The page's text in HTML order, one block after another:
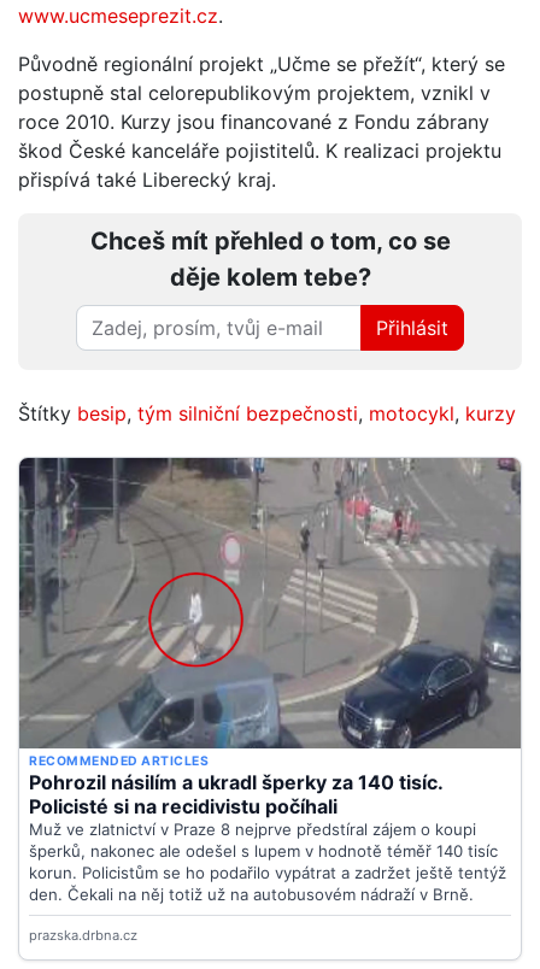
www.ucmeseprezit.cz.
Původně regionální projekt „Učme se přežít“, který se
postupně stal celorepublikovým projektem, vznikl v
roce 2010. Kurzy jsou financované z Fondu zábrany
škod České kanceláře pojistitelů. K realizaci projektu
přispívá také Liberecký kraj.
Chceš mít přehled o tom, co se
děje kolem tebe?
Přihlásit
Štítky besip, tým silniční bezpečnosti, motocykl, kurzy